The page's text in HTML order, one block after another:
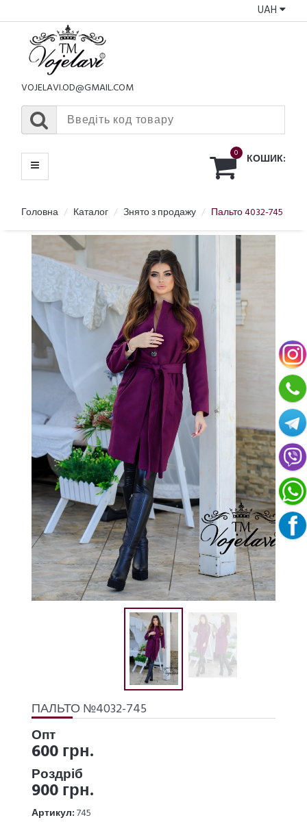
UAH
VOJELAVI.OD@GMAIL.COM
0 КОШИК:
МЕНЮ
Головна Каталог Знято з продажу Пальто 4032-745
ПАЛЬТО №4032-745
Опт
600 грн.
Роздріб
900 грн.
Артикул:745